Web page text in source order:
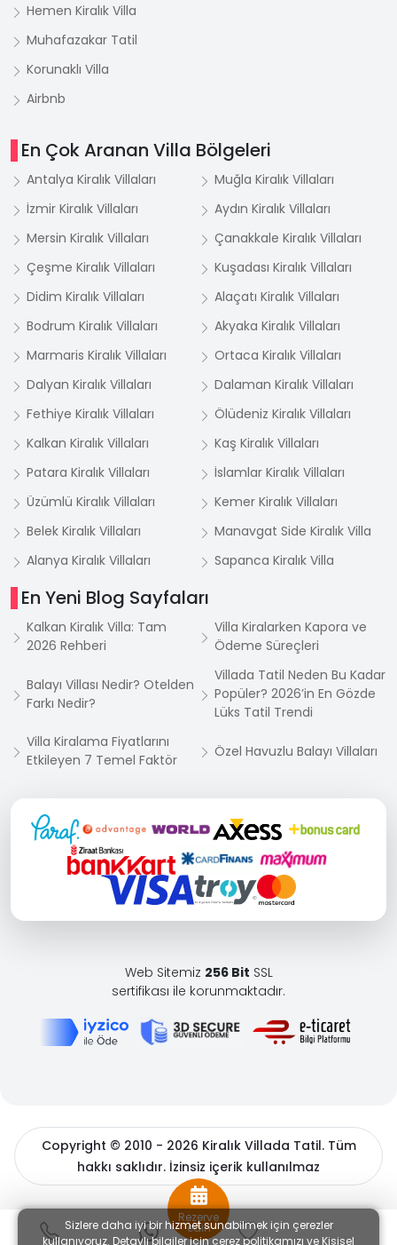
Hemen Kiralık Villa
Muhafazakar Tatil
Korunaklı Villa
Airbnb
En Çok Aranan Villa Bölgeleri
Antalya Kiralık Villaları
Muğla Kiralık Villaları
İzmir Kiralık Villaları
Aydın Kiralık Villaları
Mersin Kiralık Villaları
Çanakkale Kiralık Villaları
Çeşme Kiralık Villaları
Kuşadası Kiralık Villaları
Didim Kiralık Villaları
Alaçatı Kiralık Villaları
Bodrum Kiralık Villaları
Akyaka Kiralık Villaları
Marmaris Kiralık Villaları
Ortaca Kiralık Villaları
Dalyan Kiralık Villaları
Dalaman Kiralık Villaları
Fethiye Kiralık Villaları
Ölüdeniz Kiralık Villaları
Kalkan Kiralık Villaları
Kaş Kiralık Villaları
Patara Kiralık Villaları
İslamlar Kiralık Villaları
Üzümlü Kiralık Villaları
Kemer Kiralık Villaları
Belek Kiralık Villaları
Manavgat Side Kiralık Villa
Alanya Kiralık Villaları
Sapanca Kiralık Villa
En Yeni Blog Sayfaları
Kalkan Kiralık Villa: Tam
2026 Rehberi
Villa Kiralarken Kapora ve
Ödeme Süreçleri
Balayı Villası Nedir? Otelden
Farkı Nedir?
Villada Tatil Neden Bu Kadar
Popüler? 2026’in En Gözde
Lüks Tatil Trendi
Villa Kiralama Fiyatlarını
Etkileyen 7 Temel Faktör
Özel Havuzlu Balayı Villaları
Web Sitemiz 256 Bit SSL
sertifikası ile korunmaktadır.
Copyright © 2010 - 2026 Kiralık Villada Tatil. Tüm
hakkı saklıdır. İzinsiz içerik kullanılmaz
BöcekSoft
Rezerve
edin
Sizlere daha iyi bir hizmet sunabilmek için çerezler
kullanıyoruz. Detaylı bilgiler içinçerez politikamızı ve Kişisel